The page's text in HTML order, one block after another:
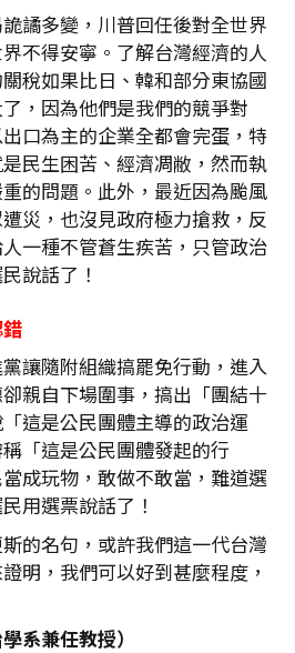
譎多變，川普回任後對全世界
不得安寧。了解台灣經濟的人
稅如果比日、韓和部分東協國
，因為他們是我們的競爭對
口為主的企業全都會完蛋，特
民生困苦、經濟凋敝，然而執
的問題。此外，最近因為颱風
災，也沒見政府極力搶救，反
一種不管蒼生疾苦，只管政治
說話了！
錯
讓隨附組織搞罷免行動，進入
親自下場圍事，搞出「團結十
這是公民團體主導的政治運
「這是公民團體發起的行
成玩物，敢做不敢當，難道選
用選票說話了！
的名句，或許我們這一代台灣
明，我們可以好到甚麼程度，
系兼任教授）